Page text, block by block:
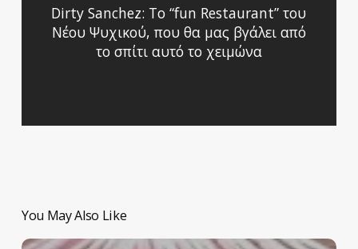
Dirty Sanchez: Το “fun Restaurant” του
Νέου Ψυχικού, που θα μας βγάλει από
το σπίτι αυτό το χειμώνα
You May Also Like